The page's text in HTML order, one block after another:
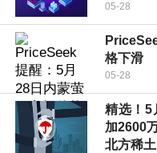
05-28
格下滑
05-28
精选！5
加2600
北方稀土